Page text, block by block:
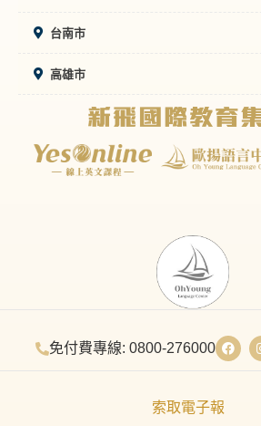
台南市
高雄市
免付費專線: 0800-276000
索取電子報